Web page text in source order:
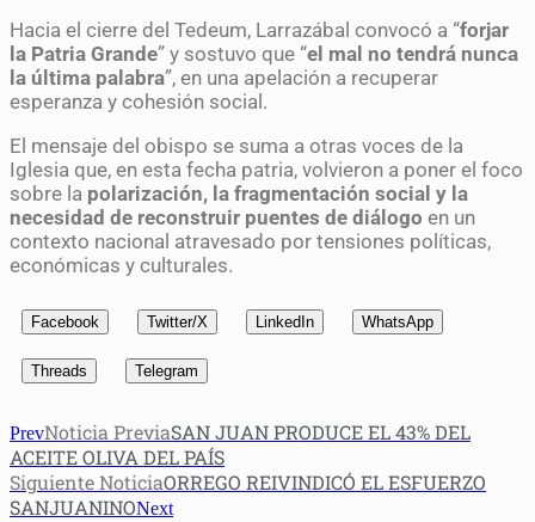
Hacia el cierre del Tedeum, Larrazábal convocó a “forjar
la Patria Grande” y sostuvo que “el mal no tendrá nunca
la última palabra”, en una apelación a recuperar
esperanza y cohesión social.
El mensaje del obispo se suma a otras voces de la
Iglesia que, en esta fecha patria, volvieron a poner el foco
sobre la polarización, la fragmentación social y la
necesidad de reconstruir puentes de diálogo en un
contexto nacional atravesado por tensiones políticas,
económicas y culturales.
Facebook Twitter/X LinkedIn WhatsApp
Threads Telegram
PrevNoticia PreviaSAN JUAN PRODUCE EL 43% DEL
ACEITE OLIVA DEL PAÍS
Siguiente NoticiaORREGO REIVINDICÓ EL ESFUERZO
SANJUANINONext